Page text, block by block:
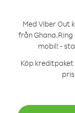
Med Viber Out
från Ghana.
mobil! -
Köp